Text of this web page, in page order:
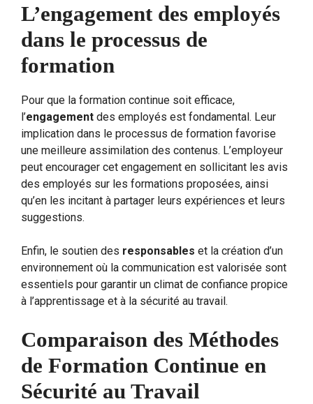
L’engagement des employés
dans le processus de
formation
Pour que la formation continue soit efficace,
l’engagement des employés est fondamental. Leur
implication dans le processus de formation favorise
une meilleure assimilation des contenus. L’employeur
peut encourager cet engagement en sollicitant les avis
des employés sur les formations proposées, ainsi
qu’en les incitant à partager leurs expériences et leurs
suggestions.
Enfin, le soutien des responsables et la création d’un
environnement où la communication est valorisée sont
essentiels pour garantir un climat de confiance propice
à l’apprentissage et à la sécurité au travail.
Comparaison des Méthodes
de Formation Continue en
Sécurité au Travail